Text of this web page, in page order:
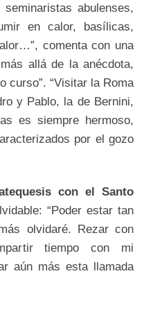
abulenses,
en calor, basílicas,
comenta con una
allá de la anécdota,
curso”. “Visitar la Roma
y Pablo, la de Bernini,
es siempre hermoso,
por el gozo
con el Santo
“Poder estar tan
olvidaré. Rezar con
tiempo con mi
aún más esta llamada